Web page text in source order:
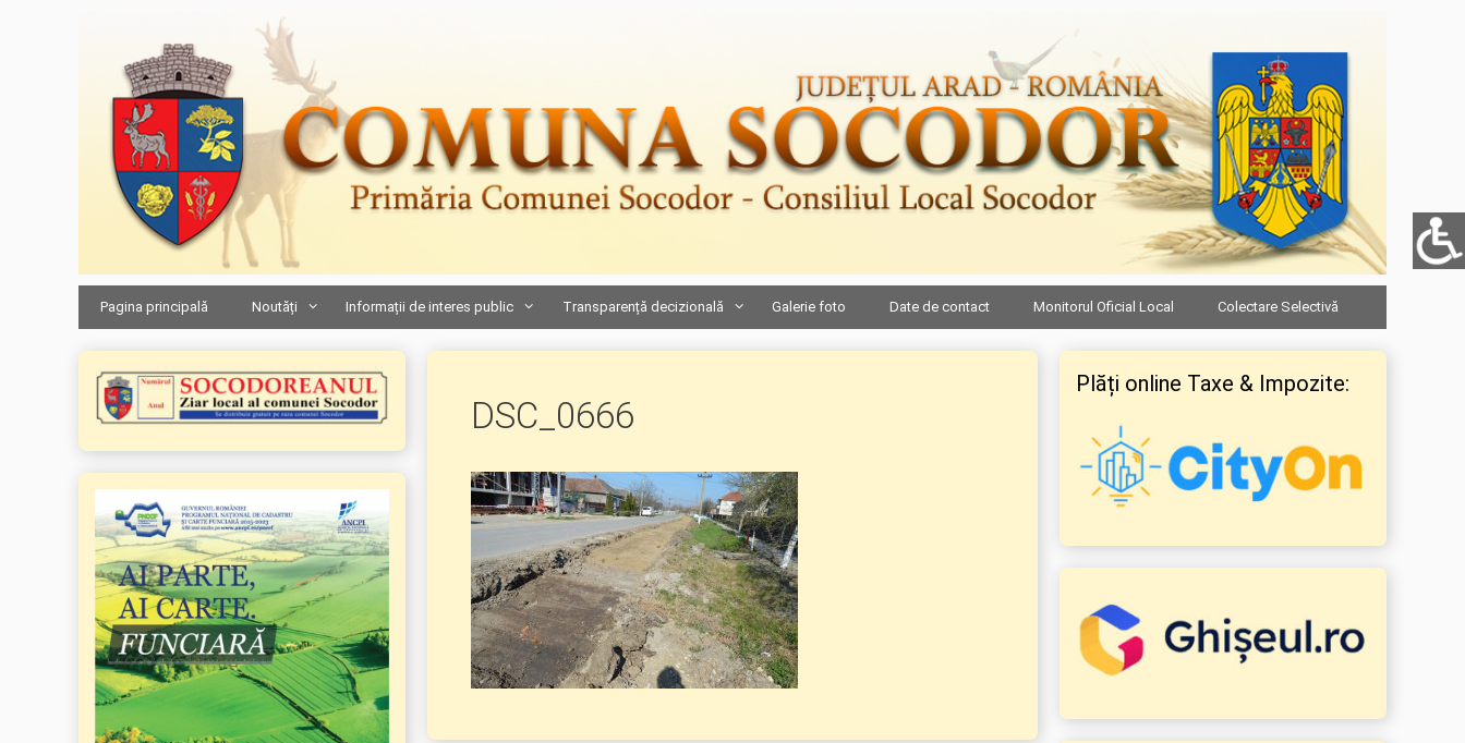
Pagina principală Noutăți Informații de interes public Transparență decizională Galerie foto Date de contact Monitorul Oficial Local Colectare Selectivă
DSC_0666
Plăți online Taxe & Impozite: